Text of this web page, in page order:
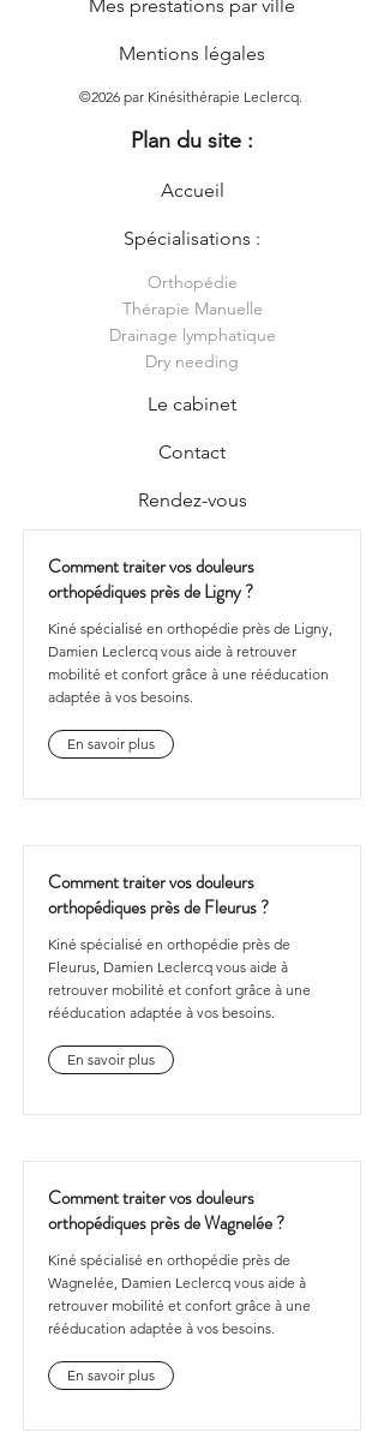
Mes prestations par ville
Mentions légales
©2026 par Kinésithérapie Leclercq.
Plan du site :
Accueil
Spécialisations :
Orthopédie
Thérapie Manuelle
Drainage lymphatique
Dry needing
Le cabinet
Contact
Rendez-vous
Comment traiter vos douleurs
orthopédiques près de Ligny ?
Kiné spécialisé en orthopédie près de Ligny,
Damien Leclercq vous aide à retrouver
mobilité et confort grâce à une rééducation
adaptée à vos besoins.
En savoir plus
Comment traiter vos douleurs
orthopédiques près de Fleurus ?
Kiné spécialisé en orthopédie près de
Fleurus, Damien Leclercq vous aide à
retrouver mobilité et confort grâce à une
rééducation adaptée à vos besoins.
En savoir plus
Comment traiter vos douleurs
orthopédiques près de Wagnelée ?
Kiné spécialisé en orthopédie près de
Wagnelée, Damien Leclercq vous aide à
retrouver mobilité et confort grâce à une
rééducation adaptée à vos besoins.
En savoir plus